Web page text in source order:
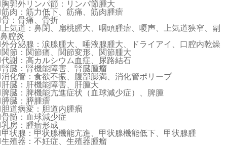
l胸郭外リンパ節：リンパ節腫大
l筋肉：筋力低下、筋痛、筋肉腫瘤
l骨：骨痛、骨折
l上気道：鼻閉、扁桃腫大、咽頭腫瘤、嗄声、上気道狭窄、副
鼻腔炎
l外分泌腺：涙腺腫大、唾液腺腫大、ドライアイ、口腔内乾燥
l関節：関節痛、関節変形、関節腫大
l代謝：高カルシウム血症、尿路結石
l腎臓：腎機能障害、腎臓腫瘤
l消化管：食欲不振、腹部膨満、消化管ポリープ
l肝臓：肝機能障害、肝腫大
l脾臓：脾機能亢進症状（血球減少症）、脾腫
l膵臓：膵腫瘤
l胆道病変：胆道内腫瘤
l骨髄：血球減少症
l乳房：腫瘤形成
l甲状腺：甲状腺機能亢進、甲状腺機能低下、甲状腺腫
l生殖器：不妊症、生殖器腫瘤